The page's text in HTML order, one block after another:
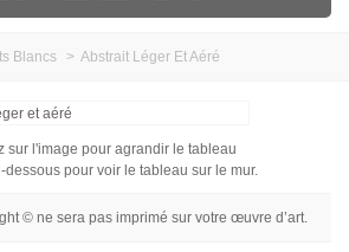
Blancs > Abstrait Léger Et Aéré
sur l'image pour agrandir le tableau
dessous pour voir le tableau sur le mur.
© ne sera pas imprimé sur votre œuvre d’art.